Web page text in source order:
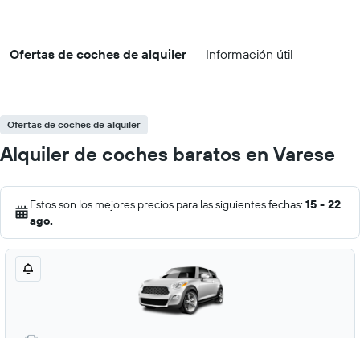
Ofertas de coches de alquiler Información útil
Ofertas de coches de alquiler
Alquiler de coches baratos en Varese
Estos son los mejores precios para las siguientes fechas: 15 - 22
ago.